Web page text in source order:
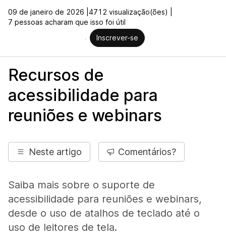
09 de janeiro de 2026 | 4712 visualização(ões) |
7 pessoas acharam que isso foi útil
Inscrever-se
Recursos de
acessibilidade para
reuniões e webinars
Neste artigo Comentários?
Saiba mais sobre o suporte de
acessibilidade para reuniões e webinars,
desde o uso de atalhos de teclado até o
uso de leitores de tela.